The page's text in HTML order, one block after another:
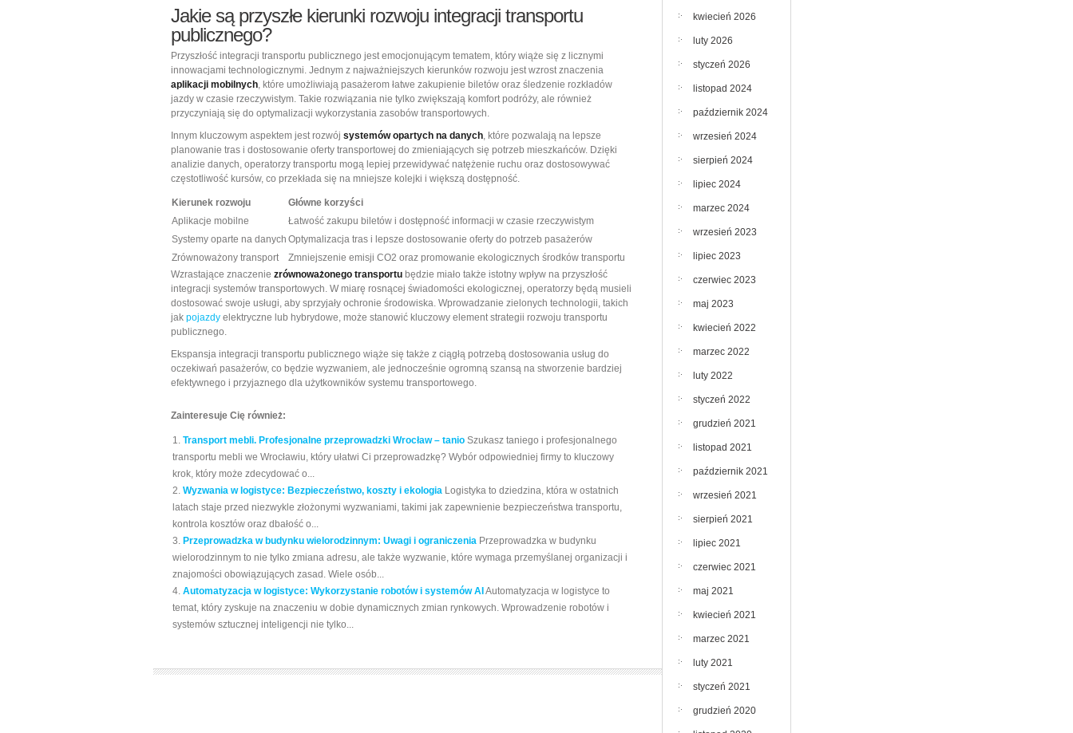
Jakie są przyszłe kierunki rozwoju integracji transportu
publicznego?
Przyszłość integracji transportu publicznego jest emocjonującym tematem, który wiąże się z licznymi
innowacjami technologicznymi. Jednym z najważniejszych kierunków rozwoju jest wzrost znaczenia
aplikacji mobilnych, które umożliwiają pasażerom łatwe zakupienie biletów oraz śledzenie rozkładów
jazdy w czasie rzeczywistym. Takie rozwiązania nie tylko zwiększają komfort podróży, ale również
przyczyniają się do optymalizacji wykorzystania zasobów transportowych.
Innym kluczowym aspektem jest rozwój systemów opartych na danych, które pozwalają na lepsze
planowanie tras i dostosowanie oferty transportowej do zmieniających się potrzeb mieszkańców. Dzięki
analizie danych, operatorzy transportu mogą lepiej przewidywać natężenie ruchu oraz dostosowywać
częstotliwość kursów, co przekłada się na mniejsze kolejki i większą dostępność.
Kierunek rozwoju
Główne korzyści
Aplikacje mobilne
Łatwość zakupu biletów i dostępność informacji w czasie rzeczywistym
Systemy oparte na danych Optymalizacja tras i lepsze dostosowanie oferty do potrzeb pasażerów
Zrównoważony transport
Zmniejszenie emisji CO2 oraz promowanie ekologicznych środków transportu
Wzrastające znaczenie zrównoważonego transportu będzie miało także istotny wpływ na przyszłość
integracji systemów transportowych. W miarę rosnącej świadomości ekologicznej, operatorzy będą musieli
dostosować swoje usługi, aby sprzyjały ochronie środowiska. Wprowadzanie zielonych technologii, takich
jak pojazdy elektryczne lub hybrydowe, może stanowić kluczowy element strategii rozwoju transportu
publicznego.
Ekspansja integracji transportu publicznego wiąże się także z ciągłą potrzebą dostosowania usług do
oczekiwań pasażerów, co będzie wyzwaniem, ale jednocześnie ogromną szansą na stworzenie bardziej
efektywnego i przyjaznego dla użytkowników systemu transportowego.
Zainteresuje Cię również:
Transport mebli. Profesjonalne przeprowadzki Wrocław – tanio Szukasz taniego i profesjonalnego
transportu mebli we Wrocławiu, który ułatwi Ci przeprowadzkę? Wybór odpowiedniej firmy to kluczowy
krok, który może zdecydować o...
Wyzwania w logistyce: Bezpieczeństwo, koszty i ekologia Logistyka to dziedzina, która w ostatnich
latach staje przed niezwykle złożonymi wyzwaniami, takimi jak zapewnienie bezpieczeństwa transportu,
kontrola kosztów oraz dbałość o...
Przeprowadzka w budynku wielorodzinnym: Uwagi i ograniczenia Przeprowadzka w budynku
wielorodzinnym to nie tylko zmiana adresu, ale także wyzwanie, które wymaga przemyślanej organizacji i
znajomości obowiązujących zasad. Wiele osób...
Automatyzacja w logistyce: Wykorzystanie robotów i systemów AI Automatyzacja w logistyce to
temat, który zyskuje na znaczeniu w dobie dynamicznych zmian rynkowych. Wprowadzenie robotów i
systemów sztucznej inteligencji nie tylko...
kwiecień 2026
luty 2026
styczeń 2026
listopad 2024
październik 2024
wrzesień 2024
sierpień 2024
lipiec 2024
marzec 2024
wrzesień 2023
lipiec 2023
czerwiec 2023
maj 2023
kwiecień 2022
marzec 2022
luty 2022
styczeń 2022
grudzień 2021
listopad 2021
październik 2021
wrzesień 2021
sierpień 2021
lipiec 2021
czerwiec 2021
maj 2021
kwiecień 2021
marzec 2021
luty 2021
styczeń 2021
grudzień 2020